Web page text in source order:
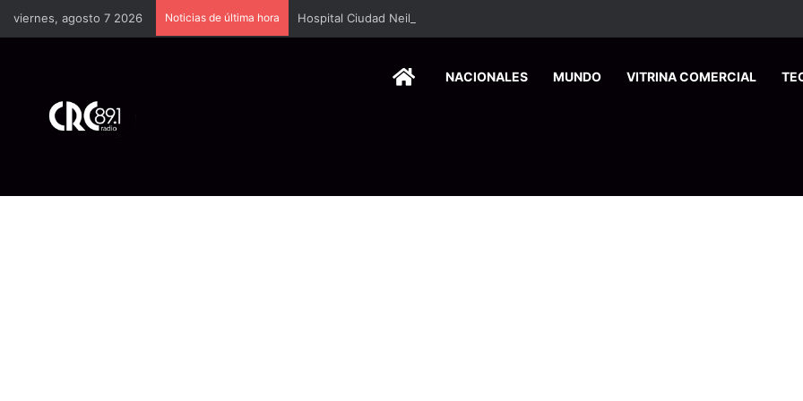
viernes, agosto 7 2026 Noticias de última hora
HOMENACIONALES MUNDO VITRINA COMERCIAL